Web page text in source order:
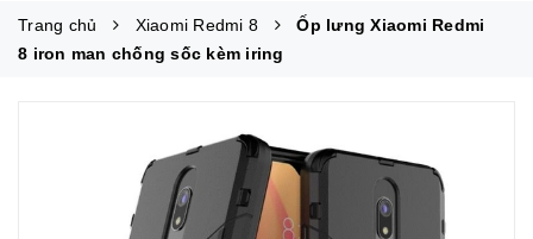
Trang chủ Xiaomi Redmi 8
Ốp lưng Xiaomi Redmi
8 iron man chống sốc kèm iring